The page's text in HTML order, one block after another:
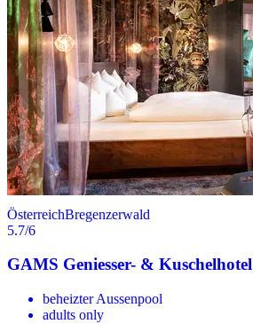
ÖsterreichBregenzerwald
5.7/6
GAMS Geniesser- & Kuschelhotel
beheizter Aussenpool
adults only